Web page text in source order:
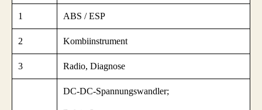
1 ABS / ESP
2 Kombiinstrument
3 Radio, Diagnose
DC-DC-Spannungswandler;